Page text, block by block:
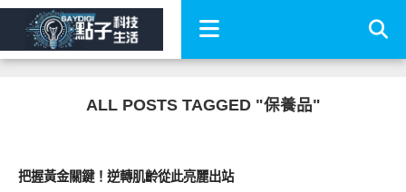
ALL POSTS TAGGED "保養品"
把握黃金關鍵！逆轉肌齡從此亮麗出站